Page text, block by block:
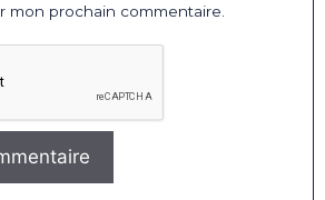
mon prochain commentaire.